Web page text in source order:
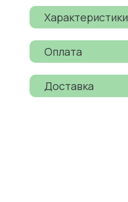
Характеристики
Оплата
Доставка